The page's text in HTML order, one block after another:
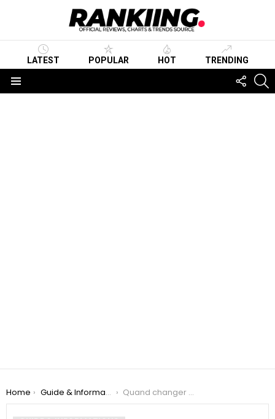
LATEST POPULAR HOT TRENDING
US
You are here:
Home Guide & Informations Quand changer son toner ?